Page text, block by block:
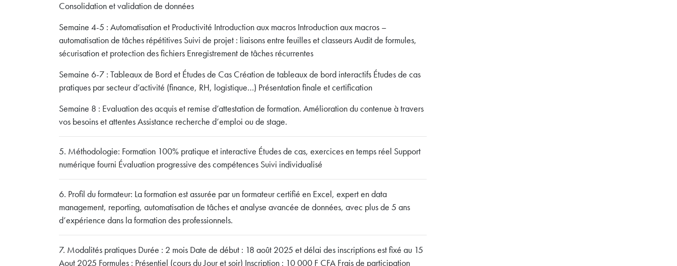
Consolidation et validation de données
Semaine 4-5 : Automatisation et Productivité Introduction aux macros Introduction aux macros –
automatisation de tâches répétitives Suivi de projet : liaisons entre feuilles et classeurs Audit de formules,
sécurisation et protection des fichiers Enregistrement de tâches récurrentes
Semaine 6-7 : Tableaux de Bord et Études de Cas Création de tableaux de bord interactifs Études de cas
pratiques par secteur d’activité (finance, RH, logistique…) Présentation finale et certification
Semaine 8 : Evaluation des acquis et remise d’attestation de formation. Amélioration du contenue à travers
vos besoins et attentes Assistance recherche d’emploi ou de stage.
5. Méthodologie: Formation 100% pratique et interactive Études de cas, exercices en temps réel Support
numérique fourni Évaluation progressive des compétences Suivi individualisé
6. Profil du formateur: La formation est assurée par un formateur certifié en Excel, expert en data
management, reporting, automatisation de tâches et analyse avancée de données, avec plus de 5 ans
d’expérience dans la formation des professionnels.
7. Modalités pratiques Durée : 2 mois Date de début : 18 août 2025 et délai des inscriptions est fixé au 15
Aout 2025 Formules : Présentiel (cours du Jour et soir) Inscription : 10 000 F CFA Frais de participation